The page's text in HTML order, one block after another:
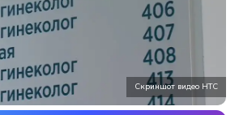
Скриншот видео НТС